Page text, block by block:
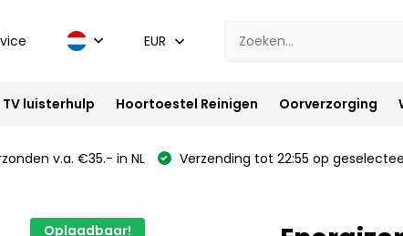
EUR
TV luisterhulp Hoortoestel Reinigen Oorverzorging
v.a. €35.- in NL Verzending tot 22:55 op
Oplaadbaar!